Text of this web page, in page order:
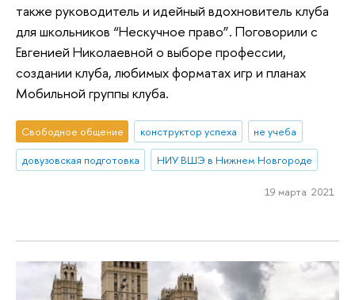
также руководитель и идейный вдохновитель клуба
для школьников “Нескучное право”. Поговорили с
Евгенией Николаевной о выборе профессии,
создании клуба, любимых форматах игр и планах
Мобильной группы клуба.
Свободное общение конструктор успеха
не учеба
довузовская подготовка
НИУ ВШЭ в Нижнем Новгороде
19 марта 2021